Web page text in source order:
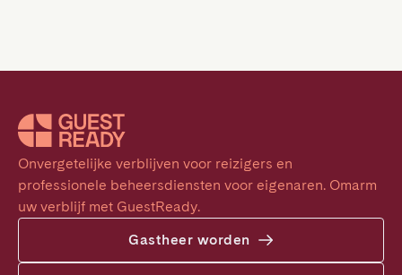
Onvergetelijke verblijven voor reizigers en
professionele beheersdiensten voor eigenaren. Omarm
uw verblijf met GuestReady.
Gastheer worden